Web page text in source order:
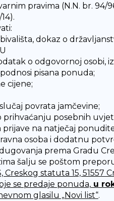
pravima (N.N. br. 94/
dokaz o
o odgovornoj osobi,
pisana ponuda;
cijene;
povrata jamčevine;
posebnih
prijave na natječaj
osoba i dodatnu
prema Gradu
šalju se poštom
statuta 15, 51557
se predaje ponuda,u
glasilu „Novi list“.